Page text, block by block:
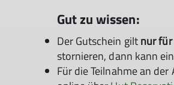
Gut zu wissen:
Der Gutschein giltnur
stornieren, dann kann
Für die Teilnahme an